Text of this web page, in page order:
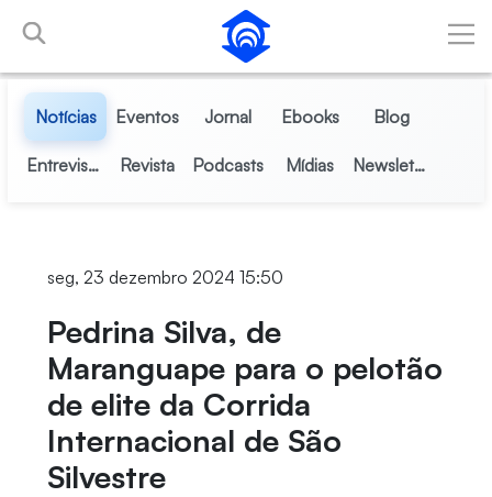
Pular para o Conteúdo principal
Notícias Eventos Jornal Ebooks Blog
Entrevistas Revista Podcasts Mídias Newsletter
seg, 23 dezembro 2024 15:50
Pedrina Silva, de
Maranguape para o pelotão
de elite da Corrida
Internacional de São
Silvestre